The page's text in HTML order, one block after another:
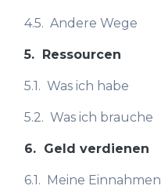
4.5. Andere Wege
5. Ressourcen
5.1. Was ich habe
5.2. Was ich brauche
6. Geld verdienen
6.1. Meine Einnahmen